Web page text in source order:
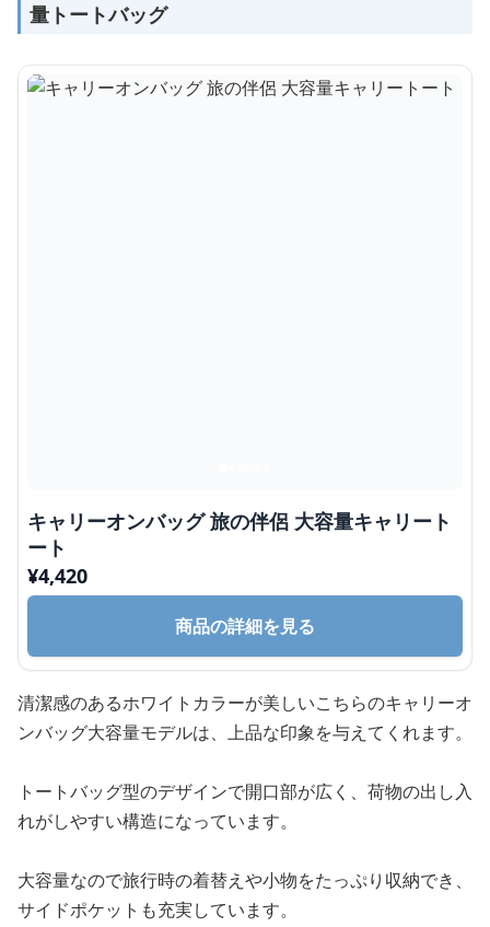
量トートバッグ
キャリーオンバッグ 旅の伴侶 大容量キャリート
ート
¥4,420
商品の詳細を見る
清潔感のあるホワイトカラーが美しいこちらのキャリーオ
ンバッグ大容量モデルは、上品な印象を与えてくれます。
トートバッグ型のデザインで開口部が広く、荷物の出し入
れがしやすい構造になっています。
大容量なので旅行時の着替えや小物をたっぷり収納でき、
サイドポケットも充実しています。